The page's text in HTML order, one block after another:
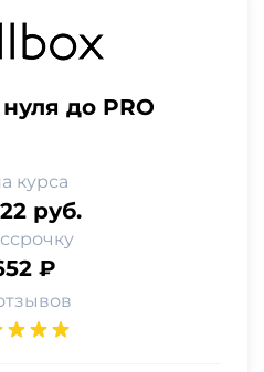
до PRO
курса
руб.
₽